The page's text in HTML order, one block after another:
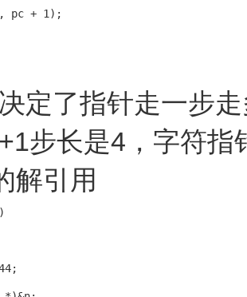
pc + 1);
定了指针走一步
步长是4，字符
解引用